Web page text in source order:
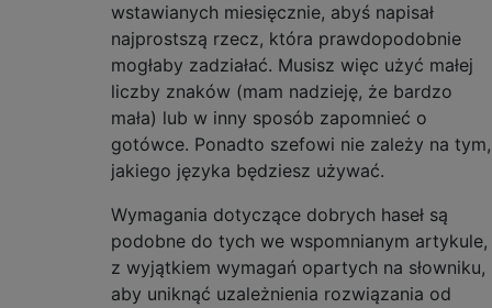
wstawianych miesięcznie, abyś napisał
najprostszą rzecz, która prawdopodobnie
mogłaby zadziałać. Musisz więc użyć małej
liczby znaków (mam nadzieję, że bardzo
mała) lub w inny sposób zapomnieć o
gotówce. Ponadto szefowi nie zależy na tym,
jakiego języka będziesz używać.
Wymagania dotyczące dobrych haseł są
podobne do tych we wspomnianym artykule,
z wyjątkiem wymagań opartych na słowniku,
aby uniknąć uzależnienia rozwiązania od